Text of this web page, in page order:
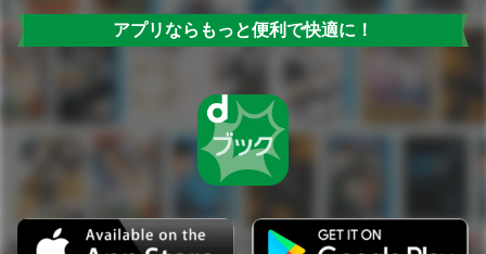
アプリならもっと便利で快適に！